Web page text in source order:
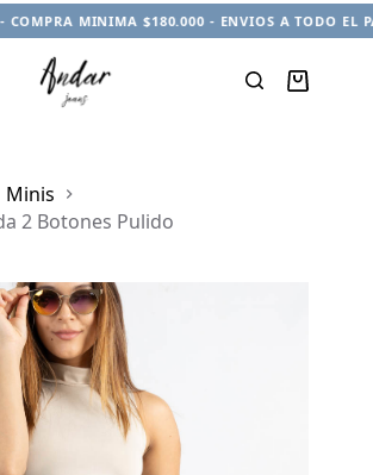
MINIMA $180.000 - ENVIOS A TODO EL
Carro
Minis
2 Botones Pulido